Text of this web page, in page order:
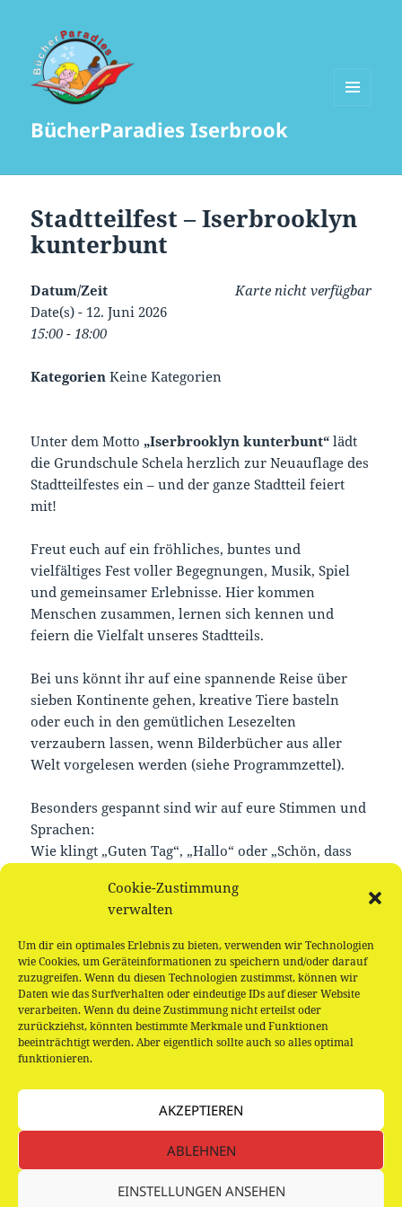
Cookie-Zustimmung
verwalten
Um dir ein optimales Erlebnis zu bieten, verwenden wir Technologien
wie Cookies, um Geräteinformationen zu speichern und/oder darauf
zuzugreifen. Wenn du diesen Technologien zustimmst, können wir
Daten wie das Surfverhalten oder eindeutige IDs auf dieser Website
verarbeiten. Wenn du deine Zustimmung nicht erteilst oder
zurückziehst, könnten bestimmte Merkmale und Funktionen
beeinträchtigt werden. Aber eigentlich sollte auch so alles optimal
funktionieren.
AKZEPTIEREN
ABLEHNEN
EINSTELLUNGEN ANSEHEN
BücherParadies Iserbrook
Stadtteilfest – Iserbrooklyn
kunterbunt
Karte nicht verfügbar
Datum/Zeit
Date(s) - 12. Juni 2026
15:00 - 18:00
Kategorien Keine Kategorien
Unter dem Motto „Iserbrooklyn kunterbunt“ lädt
die Grundschule Schela herzlich zur Neuauflage des
Stadtteilfestes ein – und der ganze Stadtteil feiert
mit!
Freut euch auf ein fröhliches, buntes und
vielfältiges Fest voller Begegnungen, Musik, Spiel
und gemeinsamer Erlebnisse. Hier kommen
Menschen zusammen, lernen sich kennen und
feiern die Vielfalt unseres Stadtteils.
Bei uns könnt ihr auf eine spannende Reise über
sieben Kontinente gehen, kreative Tiere basteln
oder euch in den gemütlichen Lesezelten
verzaubern lassen, wenn Bilderbücher aus aller
Welt vorgelesen werden (siehe Programmzettel).
Besonders gespannt sind wir auf eure Stimmen und
Sprachen:
Wie klingt „Guten Tag“, „Hallo“ oder „Schön, dass
Begrüßung auf unserer Sprachtafel und werde Teil
unseres kunterbunten Miteinanders!
Kommt vorbei, bringt Familie, Freunde und
Nachbarn mit und erlebt einen Nachmittag voller
Freude, Vielfalt und Gemeinschaft. Gemeinsam
machen wir Iserbrooklyn noch bunter!
Beitragsnavigation
Um die Ecke – mobiles Tanztheater von